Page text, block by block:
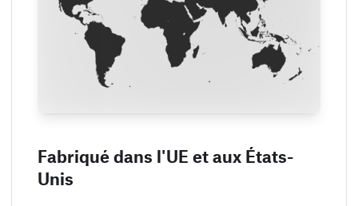
Fabriqué dans l'UE et aux États-
Unis